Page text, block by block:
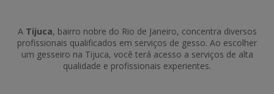
A Tijuca, bairro nobre do Rio de Janeiro, concentra diversos
profissionais qualificados em serviços de gesso. Ao escolher
um gesseiro na Tijuca, você terá acesso a serviços de alta
qualidade e profissionais experientes.